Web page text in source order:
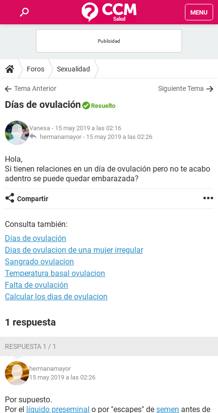
MENU
FOROS
SALUD
NUTRICIÓN
BIENESTAR
Foros Sexualidad
Tema Anterior Siguiente Tema
Días de ovulación Resuelto
Vanesa - 15 may 2019 a las 02:16
hermanamayor - 15 may 2019 a las 02:26
Hola,
Si tienen relaciones en un día de ovulación pero no te acabo
adentro se puede quedar embarazada?
Compartir
Consulta también:
Días de ovulación
Dias de ovulacion de una mujer irregular
Sangrado ovulacion
Temperatura basal ovulacion
Falta de ovulación
Calcular los dias de ovulacion
1 respuesta
RESPUESTA 1 / 1
hermanamayor
15 may 2019 a las 02:26
Por supuesto.
Por el líquido preseminal o por "escapes" de semen antes de